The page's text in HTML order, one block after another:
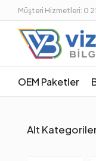
Müşteri Hizmetleri: 0
OEM Paketler
Alt